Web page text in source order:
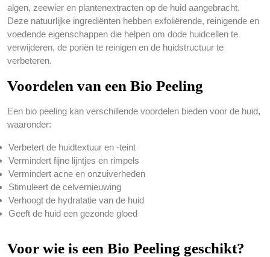
algen, zeewier en plantenextracten op de huid aangebracht.
Deze natuurlijke ingrediënten hebben exfoliërende, reinigende en
voedende eigenschappen die helpen om dode huidcellen te
verwijderen, de poriën te reinigen en de huidstructuur te
verbeteren.
Voordelen van een Bio Peeling
Een bio peeling kan verschillende voordelen bieden voor de huid,
waaronder:
Verbetert de huidtextuur en -teint
Vermindert fijne lijntjes en rimpels
Vermindert acne en onzuiverheden
Stimuleert de celvernieuwing
Verhoogt de hydratatie van de huid
Geeft de huid een gezonde gloed
Voor wie is een Bio Peeling geschikt?